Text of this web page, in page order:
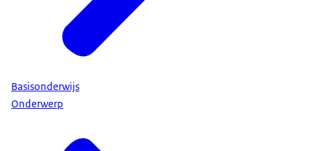
Basisonderwijs
Onderwerp